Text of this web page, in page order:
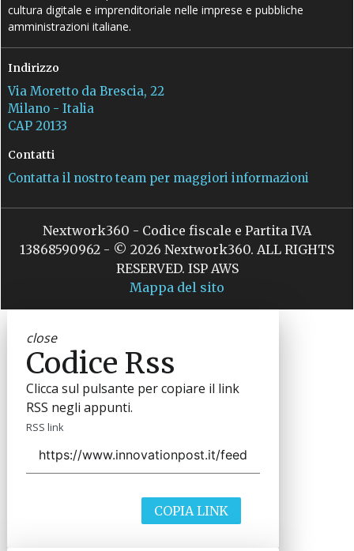
cultura digitale e imprenditoriale nelle imprese e pubbliche
amministrazioni italiane.
Indirizzo
Via Moretto da Brescia, 22
Milano - Italia
CAP 20133
Contatti
Contatta il nostro team per maggiori informazioni
Nextwork360 - Codice fiscale e Partita IVA
13868590962 - © 2026 Nextwork360. ALL RIGHTS
RESERVED. ISP AWS
Mappa del sito
close
Codice Rss
Clicca sul pulsante per copiare il link
RSS negli appunti.
RSS link
COPIA LINK